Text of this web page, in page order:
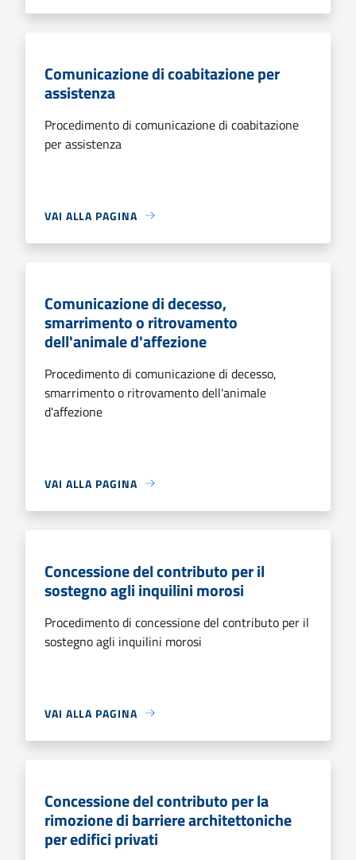
Comunicazione di coabitazione per
assistenza
Procedimento di comunicazione di coabitazione
per assistenza
VAI ALLA PAGINA
Comunicazione di decesso,
smarrimento o ritrovamento
dell'animale d'affezione
Procedimento di comunicazione di decesso,
smarrimento o ritrovamento dell'animale
d'affezione
VAI ALLA PAGINA
Concessione del contributo per il
sostegno agli inquilini morosi
Procedimento di concessione del contributo per il
sostegno agli inquilini morosi
VAI ALLA PAGINA
Concessione del contributo per la
rimozione di barriere architettoniche
per edifici privati